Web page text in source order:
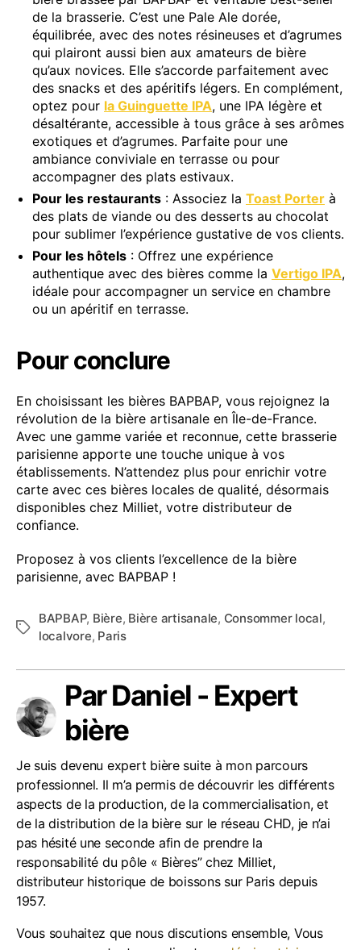
de la brasserie. C’est une Pale Ale dorée,
équilibrée, avec des notes résineuses et d’agrumes
qui plairont aussi bien aux amateurs de bière
qu’aux novices. Elle s’accorde parfaitement avec
des snacks et des apéritifs légers. En complément,
optez pour la Guinguette IPA, une IPA légère et
désaltérante, accessible à tous grâce à ses arômes
exotiques et d’agrumes. Parfaite pour une
ambiance conviviale en terrasse ou pour
accompagner des plats estivaux.
Pour les restaurants : Associez la Toast Porter à
des plats de viande ou des desserts au chocolat
pour sublimer l’expérience gustative de vos clients.
Pour les hôtels : Offrez une expérience
authentique avec des bières comme la Vertigo IPA,
idéale pour accompagner un service en chambre
ou un apéritif en terrasse.
Pour conclure
En choisissant les bières BAPBAP, vous rejoignez la
révolution de la bière artisanale en Île-de-France.
Avec une gamme variée et reconnue, cette brasserie
parisienne apporte une touche unique à vos
établissements. N’attendez plus pour enrichir votre
carte avec ces bières locales de qualité, désormais
disponibles chez Milliet, votre distributeur de
confiance.
Proposez à vos clients l’excellence de la bière
parisienne, avec BAPBAP !
Étiquettes
BAPBAP, Bière, Bière artisanale, Consommer local,
localvore, Paris
Par Daniel - Expert
bière
Je suis devenu expert bière suite à mon parcours
professionnel. Il m’a permis de découvrir les différents
aspects de la production, de la commercialisation, et
de la distribution de la bière sur le réseau CHD, je n’ai
pas hésité une seconde afin de prendre la
responsabilité du pôle « Bières” chez Milliet,
distributeur historique de boissons sur Paris depuis
1957.
Vous souhaitez que nous discutions ensemble, Vous